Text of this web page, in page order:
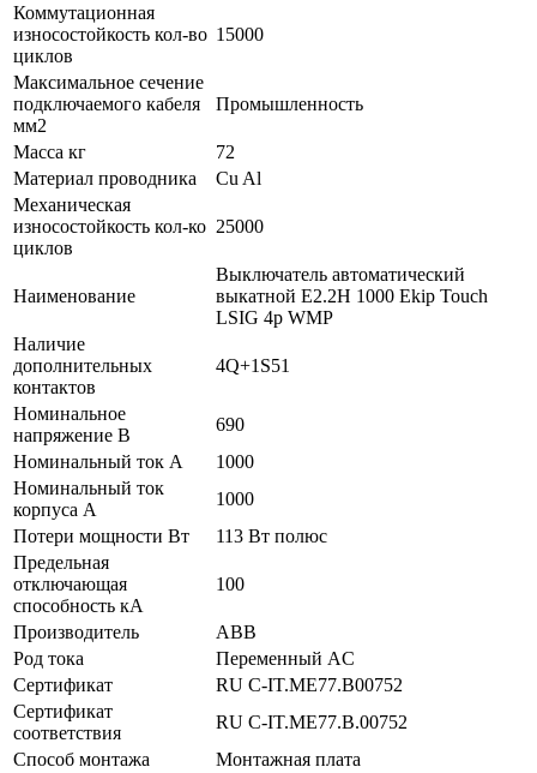
Коммутационная
износостойкость кол-во
циклов
15000
Максимальное сечение
подключаемого кабеля
мм2
Промышленность
Масса кг
72
Материал проводника
Cu Al
Механическая
износостойкость кол-ко
циклов
25000
Наименование
Выключатель автоматический
выкатной E2.2H 1000 Ekip Touch
LSIG 4p WMP
Наличие
дополнительных
контактов
4Q+1S51
Номинальное
напряжение В
690
Номинальный ток А
1000
Номинальный ток
корпуса А
1000
Потери мощности Вт
113 Вт полюс
Предельная
отключающая
способность кA
100
Производитель
ABB
Род тока
Переменный AC
Сертификат
RU C-IT.ME77.B00752
Сертификат
соответствия
RU C-IT.ME77.B.00752
Способ монтажа
Монтажная плата